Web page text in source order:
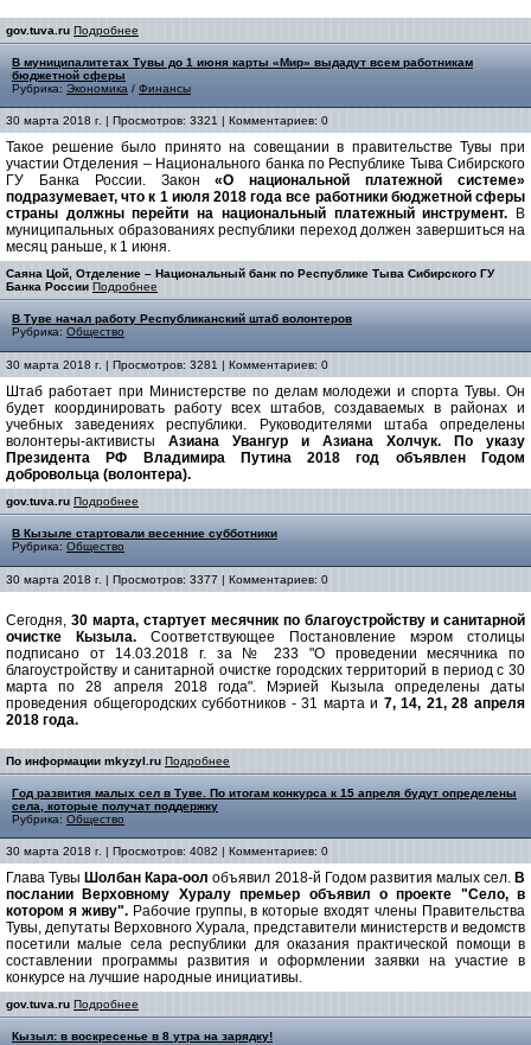
gov.tuva.ru Подробнее
В муниципалитетах Тувы до 1 июня карты «Мир» выдадут всем работникам
бюджетной сферы
Рубрика: Экономика / Финансы
30 марта 2018 г. | Просмотров: 3321 | Комментариев: 0
Такое решение было принято на совещании в правительстве Тувы при
участии Отделения – Национального банка по Республике Тыва Сибирского
ГУ Банка России. Закон«О национальной платежной системе»
подразумевает, что к 1 июля 2018 года все работники бюджетной сферы
страны должны перейти на национальный платежный инструмент. В
муниципальных образованиях республики переход должен завершиться на
месяц раньше, к 1 июня.
Саяна Цой, Отделение – Национальный банк по Республике Тыва Сибирского ГУ
Банка России Подробнее
В Туве начал работу Республиканский штаб волонтеров
Рубрика: Общество
30 марта 2018 г. | Просмотров: 3281 | Комментариев: 0
Штаб работает при Министерстве по делам молодежи и спорта Тувы. Он
будет координировать работу всех штабов, создаваемых в районах и
учебных заведениях республики. Руководителями штаба определены
волонтеры-активисты Азиана Увангур и Азиана Холчук. По указу
Президента РФ Владимира Путина 2018 год объявлен Годом
добровольца (волонтера).
gov.tuva.ru Подробнее
В Кызыле стартовали весенние субботники
Рубрика: Общество
30 марта 2018 г. | Просмотров: 3377 | Комментариев: 0
Сегодня, 30 марта, стартует месячник по благоустройству и санитарной
очистке Кызыла. Соответствующее Постановление мэром столицы
подписано от 14.03.2018 г. за № 233 "О проведении месячника по
благоустройству и санитарной очистке городских территорий в период с 30
марта по 28 апреля 2018 года". Мэрией Кызыла определены даты
проведения общегородских субботников - 31 марта и 7, 14, 21, 28 апреля
2018 года.
По информации mkyzyl.ru Подробнее
Год развития малых сел в Туве. По итогам конкурса к 15 апреля будут определены
села, которые получат поддержку
Рубрика: Общество
30 марта 2018 г. | Просмотров: 4082 | Комментариев: 0
Глава Тувы Шолбан Кара-оол объявил 2018-й Годом развития малых сел. В
послании Верховному Хуралу премьер объявил о проекте "Село, в
котором я живу". Рабочие группы, в которые входят члены Правительства
Тувы, депутаты Верховного Хурала, представители министерств и ведомств
посетили малые села республики для оказания практической помощи в
составлении программы развития и оформлении заявки на участие в
конкурсе на лучшие народные инициативы.
gov.tuva.ru Подробнее
Кызыл: в воскресенье в 8 утра на зарядку!